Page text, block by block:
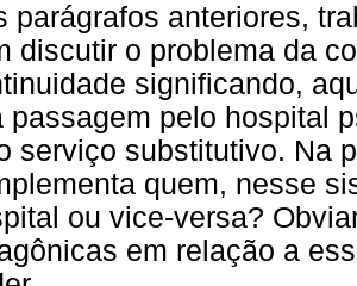
parágrafos anteriores,
discutir o problema da
significando,
passagem pelo hospital
serviço substitutivo. Na
quem, nesse
ou vice-versa?
em relação a